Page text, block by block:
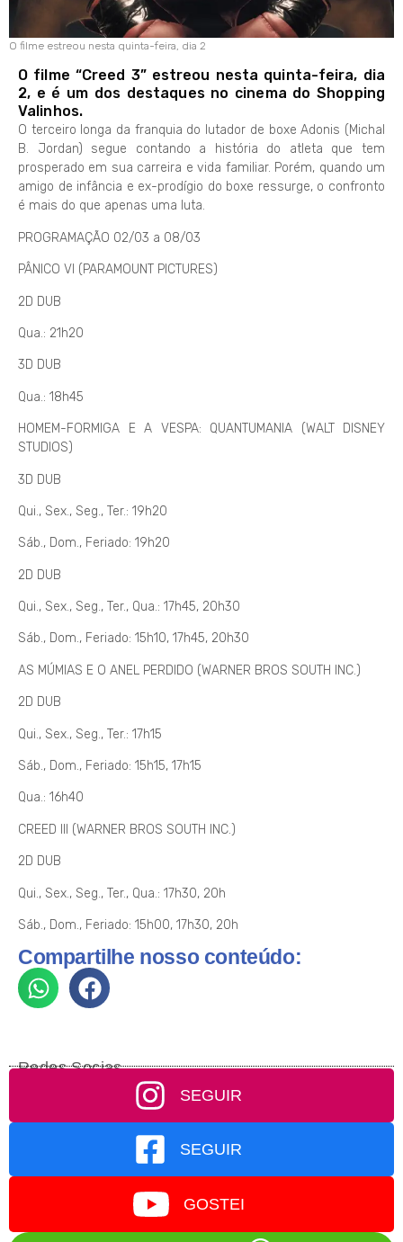
O filme estreou nesta quinta-feira, dia 2
O filme “Creed 3” estreou nesta quinta-feira, dia
2, e é um dos destaques no cinema do Shopping
Valinhos.
O terceiro longa da franquia do lutador de boxe Adonis (Michal
B. Jordan) segue contando a história do atleta que tem
prosperado em sua carreira e vida familiar. Porém, quando um
amigo de infância e ex-prodígio do boxe ressurge, o confronto
é mais do que apenas uma luta.
PROGRAMAÇÃO 02/03 a 08/03
PÂNICO VI (PARAMOUNT PICTURES)
2D DUB
Qua.: 21h20
3D DUB
Qua.: 18h45
HOMEM-FORMIGA E A VESPA: QUANTUMANIA (WALT DISNEY
STUDIOS)
3D DUB
Qui., Sex., Seg., Ter.: 19h20
Sáb., Dom., Feriado: 19h20
2D DUB
Qui., Sex., Seg., Ter., Qua.: 17h45, 20h30
Sáb., Dom., Feriado: 15h10, 17h45, 20h30
AS MÚMIAS E O ANEL PERDIDO (WARNER BROS SOUTH INC.)
2D DUB
Qui., Sex., Seg., Ter.: 17h15
Sáb., Dom., Feriado: 15h15, 17h15
Qua.: 16h40
CREED III (WARNER BROS SOUTH INC.)
2D DUB
Qui., Sex., Seg., Ter., Qua.: 17h30, 20h
Sáb., Dom., Feriado: 15h00, 17h30, 20h
Compartilhe nosso conteúdo:
Redes Socias
SEGUIR
SEGUIR
GOSTEI